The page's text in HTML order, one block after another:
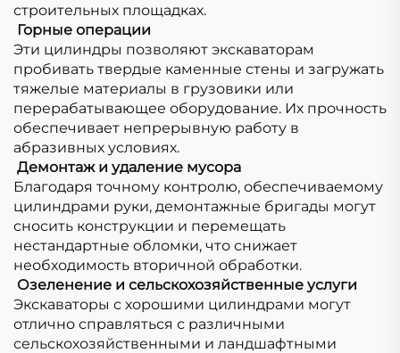
строительных площадках.
Горные операции
Эти цилиндры позволяют экскаваторам
пробивать твердые каменные стены и загружать
тяжелые материалы в грузовики или
перерабатывающее оборудование. Их прочность
обеспечивает непрерывную работу в
абразивных условиях.
Демонтаж и удаление мусора
Благодаря точному контролю, обеспечиваемому
цилиндрами руки, демонтажные бригады могут
сносить конструкции и перемещать
нестандартные обломки, что снижает
необходимость вторичной обработки.
Озеленение и сельскохозяйственные услуги
Экскаваторы с хорошими цилиндрами могут
отлично справляться с различными
сельскохозяйственными и ландшафтными